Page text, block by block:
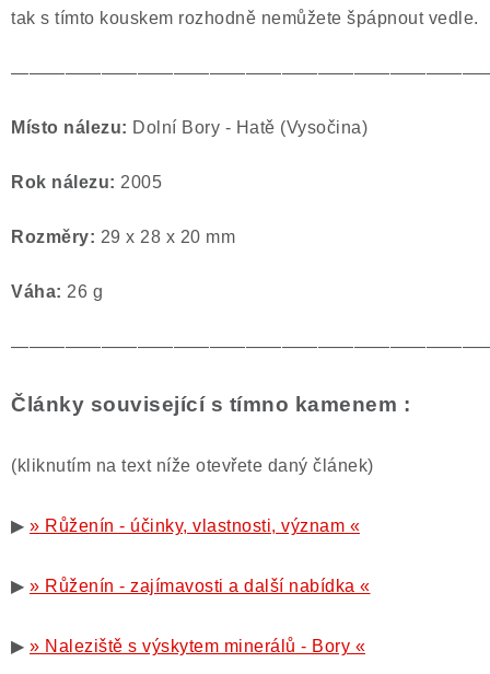
tak s tímto kouskem rozhodně nemůžete špápnout vedle.
Místo nálezu: Dolní Bory - Hatě (Vysočina)
Rok nálezu: 2005
Rozměry: 29 x 28 x 20 mm
Váha: 26 g
Články související s tímno kamenem :
(kliknutím na text níže otevřete daný článek)
▶ » Růženín - účinky, vlastnosti, význam «
▶ » Růženín - zajímavosti a další nabídka «
▶ » Naleziště s výskytem minerálů - Bory «